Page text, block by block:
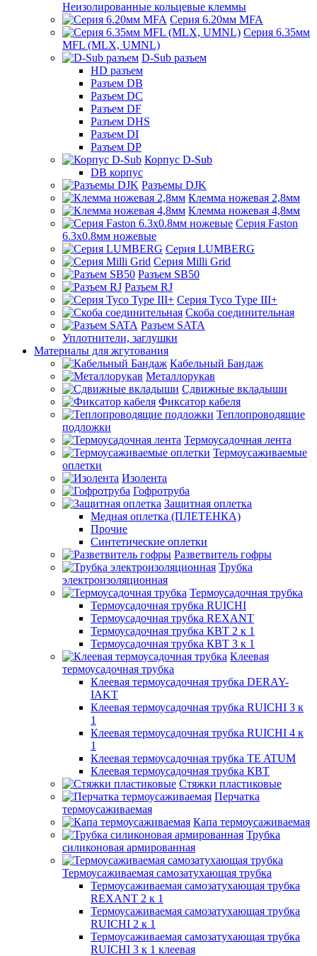
Неизолированные кольцевые клеммы
Серия 6.20мм MFA
Серия 6.35мм
MFL (MLX, UMNL)
D-Sub разъем
HD разъем
Разъем DB
Разъем DC
Разъем DF
Разъем DHS
Разъем DI
Разъем DP
Корпус D-Sub
DB корпус
Разъемы DJK
Клемма ножевая 2,8мм
Клемма ножевая 4,8мм
Серия Faston
6.3х0.8мм ножевые
Серия LUMBERG
Серия Milli Grid
Разъем SB50
Разъем RJ
Серия Tyco Type III+
Скоба соединительная
Разъем SATA
Уплотнители, заглушки
Материалы для жгутования
Кабельный Бандаж
Металлорукав
Сдвижные вкладыши
Фиксатор кабеля
Теплопроводящие
подложки
Термоусадочная лента
Термоусаживаемые
оплетки
Изолента
Гофротруба
Защитная оплетка
Медная оплетка (ПЛЕТЕНКА)
Прочие
Синтетические оплетки
Разветвитель гофры
Трубка
электроизоляционная
Термоусадочная трубка
Термоусадочная трубка RUICHI
Термоусадочная трубка REXANT
Термоусадочная трубка КВТ 2 к 1
Термоусадочная трубка КВТ 3 к 1
Клеевая
термоусадочная трубка
Клеевая термоусадочная трубка DERAY-
IAKT
Клеевая термоусадочная трубка RUICHI 3 к
1
Клеевая термоусадочная трубка RUICHI 4 к
1
Клеевая термоусадочная трубка TE ATUM
Клеевая термоусадочная трубка КВТ
Стяжки пластиковые
Перчатка
термоусаживаемая
Капа термоусаживаемая
Трубка
силиконовая армированная
Термоусаживаемая самозатухающая трубка
Термоусаживаемая самозатухающая трубка
REXANT 2 к 1
Термоусаживаемая самозатухающая трубка
RUICHI 2 к 1
Термоусаживаемая самозатухающая трубка
RUICHI 3 к 1 клеевая